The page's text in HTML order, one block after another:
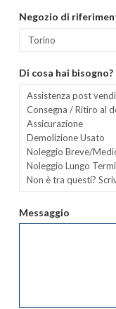
Negozio di
Di cosa hai bisogno?
Messaggio